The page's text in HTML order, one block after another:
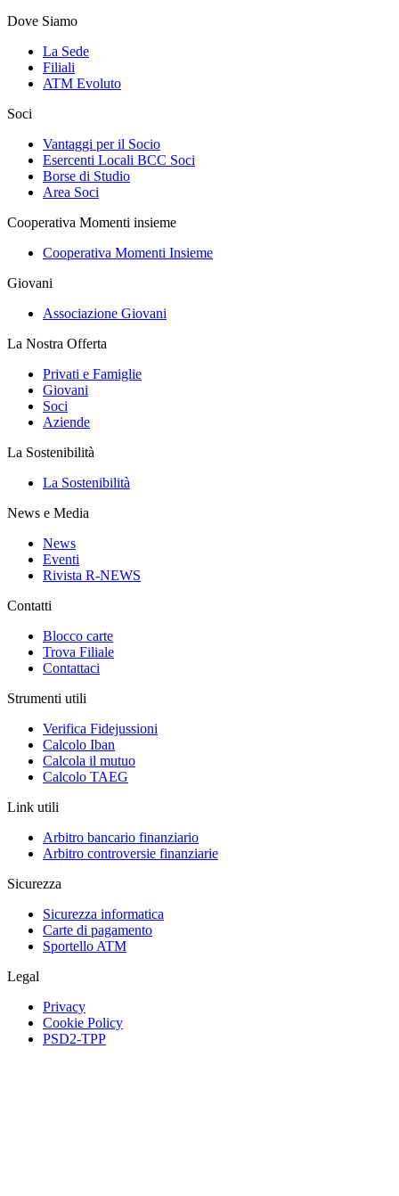
Dove Siamo
La Sede
Filiali
ATM Evoluto
Soci
Vantaggi per il Socio
Esercenti Locali BCC Soci
Borse di Studio
Area Soci
Cooperativa Momenti insieme
Cooperativa Momenti Insieme
Giovani
Associazione Giovani
La Nostra Offerta
Privati e Famiglie
Giovani
Soci
Aziende
La Sostenibilità
La Sostenibilità
News e Media
News
Eventi
Rivista R-NEWS
Contatti
Blocco carte
Trova Filiale
Contattaci
Strumenti utili
Verifica Fidejussioni
Calcolo Iban
Calcola il mutuo
Calcolo TAEG
Link utili
Arbitro bancario finanziario
Arbitro controversie finanziarie
Sicurezza
Sicurezza informatica
Carte di pagamento
Sportello ATM
Legal
Privacy
Cookie Policy
PSD2-TPP